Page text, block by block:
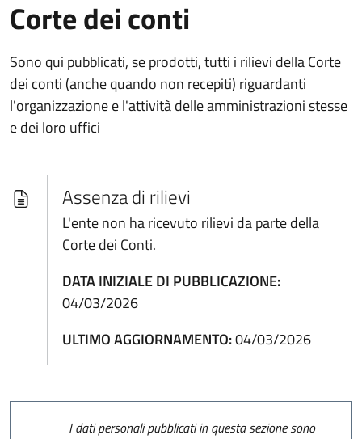
Corte dei conti
Sono qui pubblicati, se prodotti, tutti i rilievi della Corte
dei conti (anche quando non recepiti) riguardanti
l'organizzazione e l'attività delle amministrazioni stesse
e dei loro uffici
Assenza di rilievi
L'ente non ha ricevuto rilievi da parte della
Corte dei Conti.
DATA INIZIALE DI PUBBLICAZIONE:
04/03/2026
ULTIMO AGGIORNAMENTO:04/03/2026
I dati personali pubblicati in questa sezione sono